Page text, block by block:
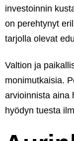
investoinnin
on perehtynyt
tarjolla olevat
Valtion ja
monimutkaisia.
arvioinnista aina
hyödyn tuesta